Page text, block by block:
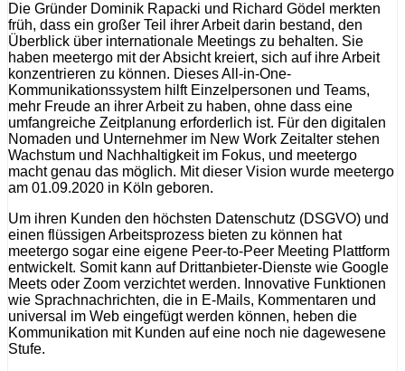
Die Gründer Dominik Rapacki und Richard Gödel merkten
früh, dass ein großer Teil ihrer Arbeit darin bestand, den
Überblick über internationale Meetings zu behalten. Sie
haben meetergo mit der Absicht kreiert, sich auf ihre Arbeit
konzentrieren zu können. Dieses All-in-One-
Kommunikationssystem hilft Einzelpersonen und Teams,
mehr Freude an ihrer Arbeit zu haben, ohne dass eine
umfangreiche Zeitplanung erforderlich ist. Für den digitalen
Nomaden und Unternehmer im New Work Zeitalter stehen
Wachstum und Nachhaltigkeit im Fokus, und meetergo
macht genau das möglich. Mit dieser Vision wurde meetergo
am 01.09.2020 in Köln geboren.
Um ihren Kunden den höchsten Datenschutz (DSGVO) und
einen flüssigen Arbeitsprozess bieten zu können hat
meetergo sogar eine eigene Peer-to-Peer Meeting Plattform
entwickelt. Somit kann auf Drittanbieter-Dienste wie Google
Meets oder Zoom verzichtet werden. Innovative Funktionen
wie Sprachnachrichten, die in E-Mails, Kommentaren und
universal im Web eingefügt werden können, heben die
Kommunikation mit Kunden auf eine noch nie dagewesene
Stufe.